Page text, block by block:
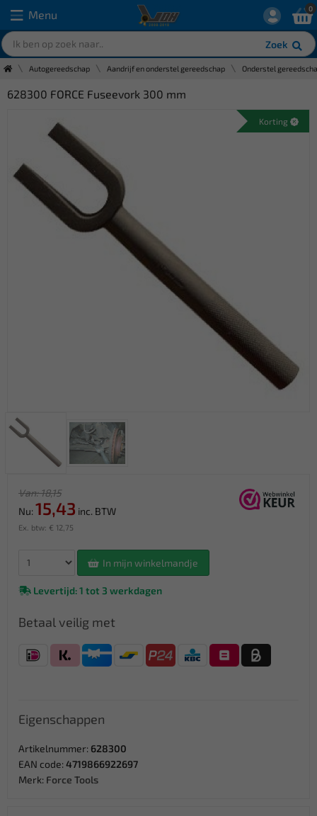
Menu
Zoek
0
Autogereedschap Aandrijf en onderstel gereedschap Onderstel
628300 FORCE Fuseevork 300 mm
Korting
Van: 18,15
Nu: 15,43 inc. BTW
Ex. btw: € 12,75
In mijn winkelmandje
Levertijd: 1 tot 3 werkdagen
Betaal veilig met
Eigenschappen
Artikelnummer: 628300
EAN code: 4719866922697
Merk: Force Tools